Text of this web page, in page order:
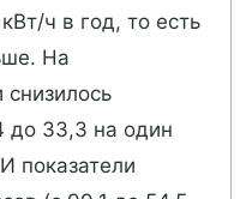
ч в год, то есть
На
снизилось
до 33,3 на один
показатели